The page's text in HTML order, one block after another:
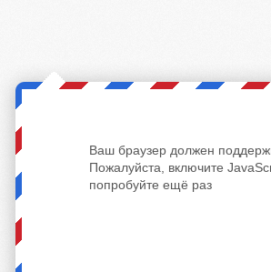
Ваш браузер должен
Пожалуйста, включите
попробуйте ещё раз